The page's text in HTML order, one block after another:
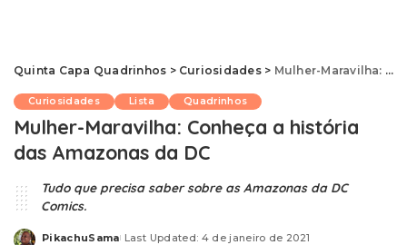
Quinta Capa Quadrinhos > Curiosidades> Mulher-Maravilha: Conheça a história das Amazonas da DC
Curiosidades Lista Quadrinhos
Mulher-Maravilha: Conheça a história
das Amazonas da DC
Tudo que precisa saber sobre as Amazonas da DC
Comics.
PikachuSama Last Updated: 4 de janeiro de 2021